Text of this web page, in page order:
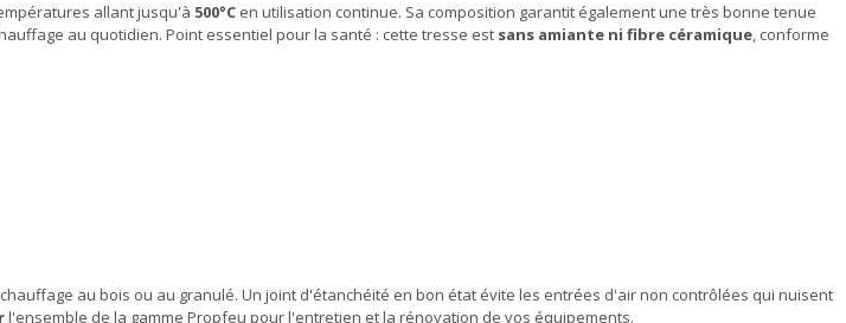
allant jusqu'à 500°C en utilisation continue. Sa composition garantit également une très bonne tenue
au quotidien. Point essentiel pour la santé : cette tresse est sans amiante ni fibre céramique, conforme
au bois ou au granulé. Un joint d'étanchéité en bon état évite les entrées d'air non contrôlées qui nuisent
l'ensemble de la gamme Propfeu pour l'entretien et la rénovation de vos équipements.